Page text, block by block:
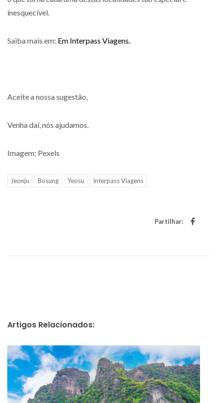
inesquecível.
Saiba mais em: Em Interpass Viagens.
Aceite a nossa sugestão,
Venha daí, nós ajudamos.
Imagem: Pexels
Jeonju Bosung Yeosu Interpass Viagens
Partilhar:
Artigos Relacionados: